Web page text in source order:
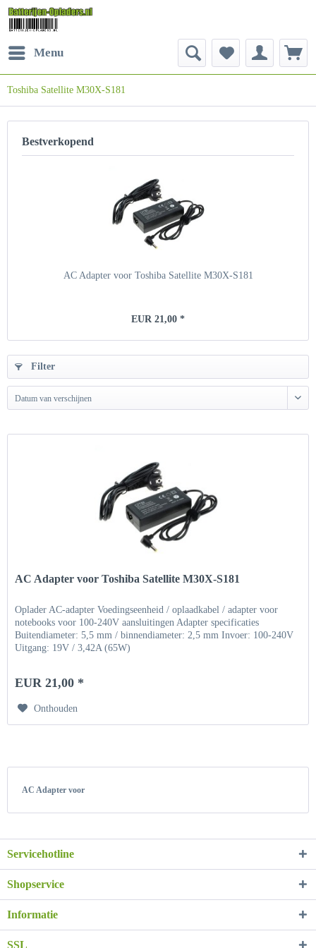
Menu
Toshiba Satellite M30X-S181
Bestverkopend
AC Adapter voor Toshiba Satellite M30X-S181
EUR 21,00 *
Filter
Datum van verschijnen
AC Adapter voor Toshiba Satellite M30X-S181
Oplader AC-adapter Voedingseenheid / oplaadkabel / adapter voor
notebooks voor 100-240V aansluitingen Adapter specificaties
Buitendiameter: 5,5 mm / binnendiameter: 2,5 mm Invoer: 100-240V
Uitgang: 19V / 3,42A (65W)
EUR 21,00 *
Onthouden
AC Adapter voor
Servicehotline
Shopservice
Informatie
SSL